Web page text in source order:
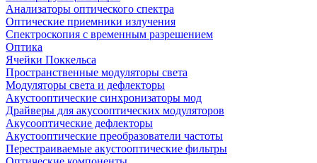
Анализаторы оптического спектра
Оптические приемники излучения
Спектроскопия с временным разрешением
Оптика
Ячейки Поккельса
Пространственные модуляторы света
Модуляторы света и дефлекторы
Акустооптические синхронизаторы мод
Драйверы для акусооптических модуляторов
Акусооптические дефлекторы
Акустооптические преобразователи частоты
Перестраиваемые акустооптические фильтры